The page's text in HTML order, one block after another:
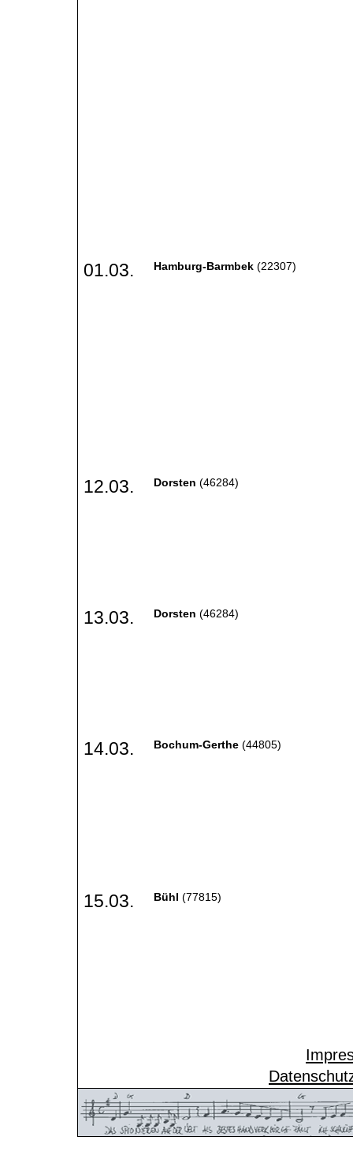
01.03. Hamburg-Barmbek(22307)
12.03. Dorsten (46284)
13.03. Dorsten (46284)
14.03. Bochum-Gerthe(44805)
15.03. Bühl (77815)